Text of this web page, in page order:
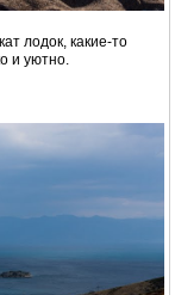
лодок, какие-то
и уютно.